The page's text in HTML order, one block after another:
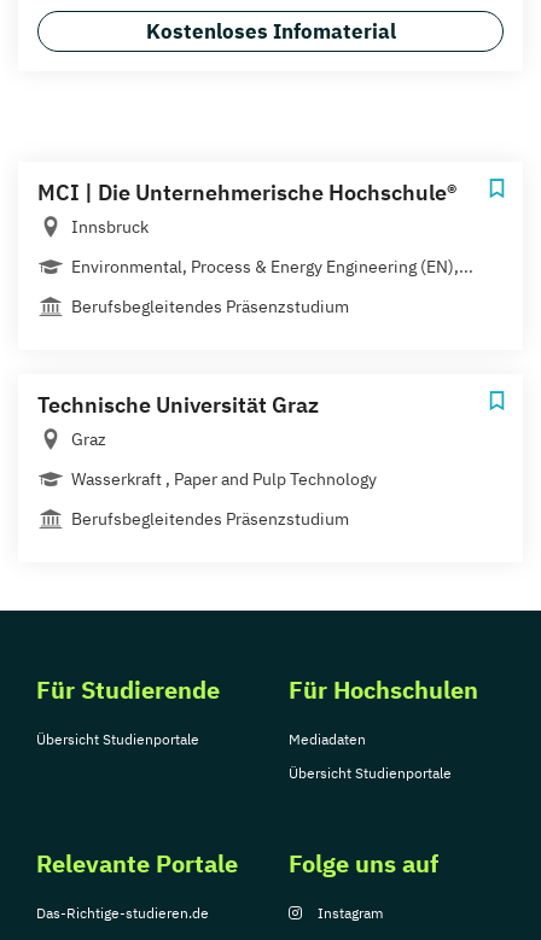
Kostenloses Infomaterial
MCI | Die Unternehmerische Hochschule®
Innsbruck
Environmental, Process & Energy Engineering (EN),...
Berufsbegleitendes Präsenzstudium
Technische Universität Graz
Graz
Wasserkraft , Paper and Pulp Technology
Berufsbegleitendes Präsenzstudium
Für Studierende
Übersicht Studienportale
Für Hochschulen
Mediadaten
Übersicht Studienportale
Relevante Portale
Das-Richtige-studieren.de
Folge uns auf
Instagram